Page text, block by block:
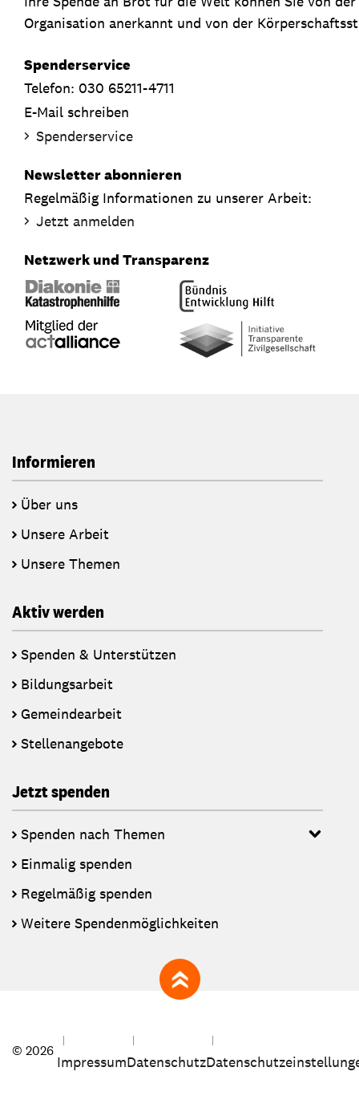
Organisation anerkannt und von der
Spenderservice
Telefon: 030 65211-4711
E-Mail schreiben
Spenderservice
Newsletter abonnieren
Regelmäßig Informationen zu unserer Arbeit:
Jetzt anmelden
Netzwerk und Transparenz
Informieren
Über uns
Unsere Arbeit
Unsere Themen
Aktiv werden
Spenden & Unterstützen
Bildungsarbeit
Gemeindearbeit
Stellenangebote
Jetzt spenden
Spenden nach Themen
Einmalig spenden
Regelmäßig spenden
Weitere Spendenmöglichkeiten
zum Seitenanfang
© 2026
ImpressumDatenschutz